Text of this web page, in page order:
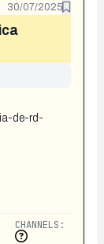
30/07/2025
de-rd-
CHANNELS: